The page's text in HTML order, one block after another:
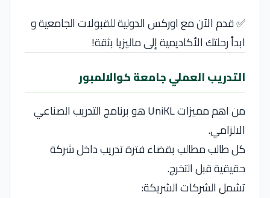
✅ قدم الآن مع اوركس الدولية للقبولات الجامعية و
ابدأ رحلتك الأكاديمية إلى ماليزيا بثقة!
التدريب العملي جامعة كوالالمبور
من اهم مميزات UniKL هو برنامج التدريب الصناعي
الالزامي.
كل طالب مطالب بقضاء فترة تدريب داخل شركة
حقيقية قبل التخرج.
تشمل الشركات الشريكة: